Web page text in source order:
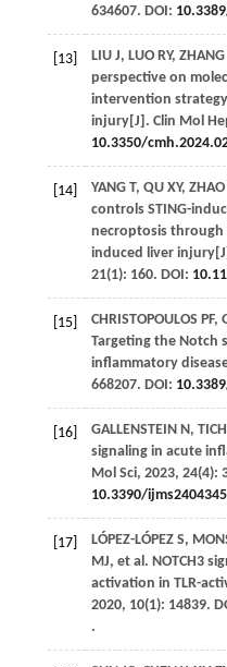
634607. DOI:
[13] LIU J, LUO RY, ZHANG
perspective on
intervention
injury[J]. Clin Mol
10.3350/
[14] YANG T, QU XY, ZHAO
controls STING-
necroptosis through
induced liver
21(1): 160. DOI:
[15] CHRISTOPOULOS PF,
Targeting the Notch
inflammatory
668207. DOI:
[16] GALLENSTEIN N,
signaling in acute
Mol Sci, 2023, 24(4):
10.3390/
[17] LÓPEZ-LÓPEZ S,
MJ, et al. NOTCH3
activation in TLR-
2020, 10(1): 14839.
.